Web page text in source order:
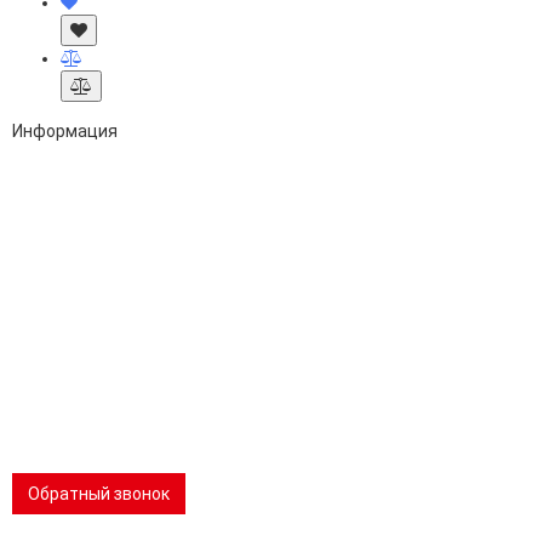
Информация
Обратный звонок